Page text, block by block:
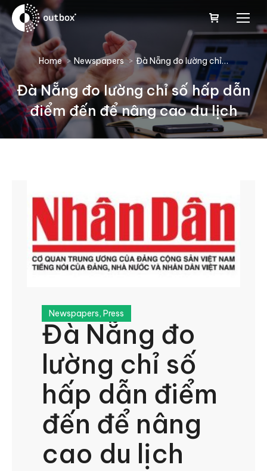
You are here:
Home Newspapers Đà Nẵng đo lường chỉ…
Đà Nẵng đo lường chỉ số hấp dẫn
điểm đến để nâng cao du lịch
Newspapers, Press
Đà Nẵng đo
lường chỉ số
hấp dẫn điểm
đến để nâng
cao du lịch